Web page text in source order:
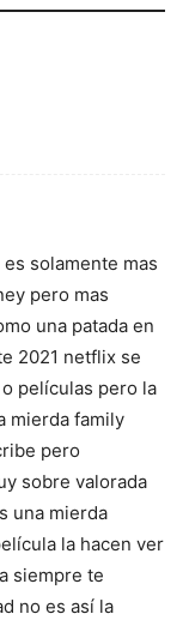
solamente mas
pero mas
una patada en
2021 netflix se
películas pero la
mierda family
pero
sobre valorada
una mierda
la hacen ver
siempre te
no es así la